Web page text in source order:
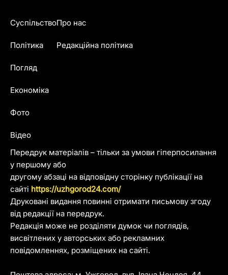
Передрук матеріалів – тільки за умови гіперпосилання
у першому або
другому абзаці на відповідну сторінку публікації на
сайті https://uzhgorod24.com/
Друковані видання повинні отримати письмову згоду
від редакції на передрук.
Редакція може не розділяти думок чи поглядів,
висвітлених у авторських або рекламних
повідомленнях, розміщених на сайті.
Суспільство
Політика
Погляд
Економіка
Фото
Відео
Про нас
Редакційна політика